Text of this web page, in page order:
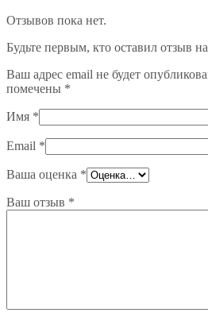
Отзывов пока нет.
Будьте первым, кто оставил отзыв
Ваш адрес email не будет
помечены *
Имя *
Email *
Ваша оценка *
Ваш отзыв *